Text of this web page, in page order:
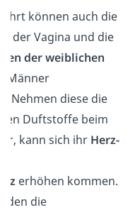
können auch die
der Vagina und die
der weiblichen
Männer
Nehmen diese die
Duftstoffe beim
kann sich ihrHerz-
erhöhen kommen.
die